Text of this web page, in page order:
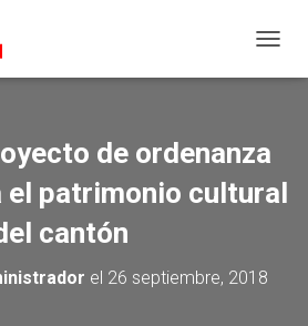
de ordenanza
el patrimonio cultural
cantón
el 26 septiembre, 2018